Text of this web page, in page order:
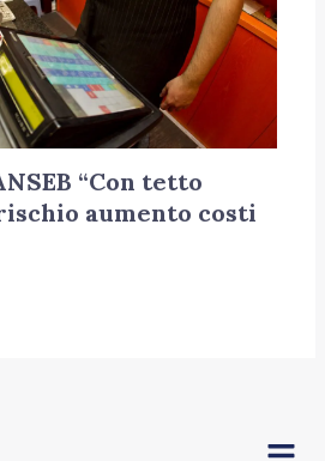
“Con tetto
aumento costi
Menu